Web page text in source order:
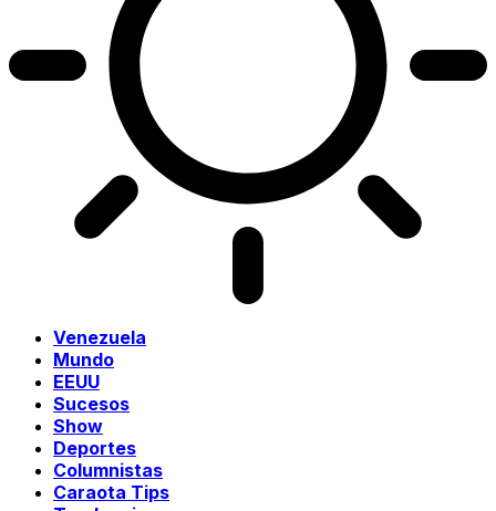
Venezuela
Mundo
EEUU
Sucesos
Show
Deportes
Columnistas
Caraota Tips